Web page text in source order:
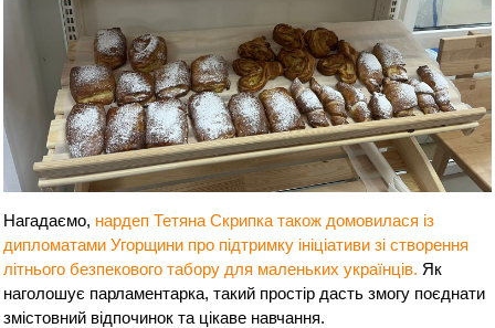
Нагадаємо, нардеп Тетяна Скрипка також домовилася із
дипломатами Угорщини про підтримку ініціативи зі створення
літнього безпекового табору для маленьких українців. Як
наголошує парламентарка, такий простір дасть змогу поєднати
змістовний відпочинок та цікаве навчання.